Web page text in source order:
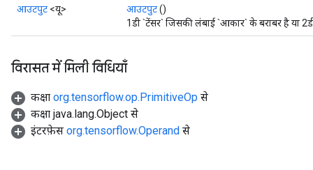
आउटपुट <यू> आउटपुट()
1डी `टेंसर` जिसकी लंबाई `आकार` के बराबर है या
विरासत में मिली विधियाँ
कक्षा org.tensorflow.op.PrimitiveOp से
कक्षा java.lang.Object से
इंटरफ़ेस org.tensorflow.Operand से